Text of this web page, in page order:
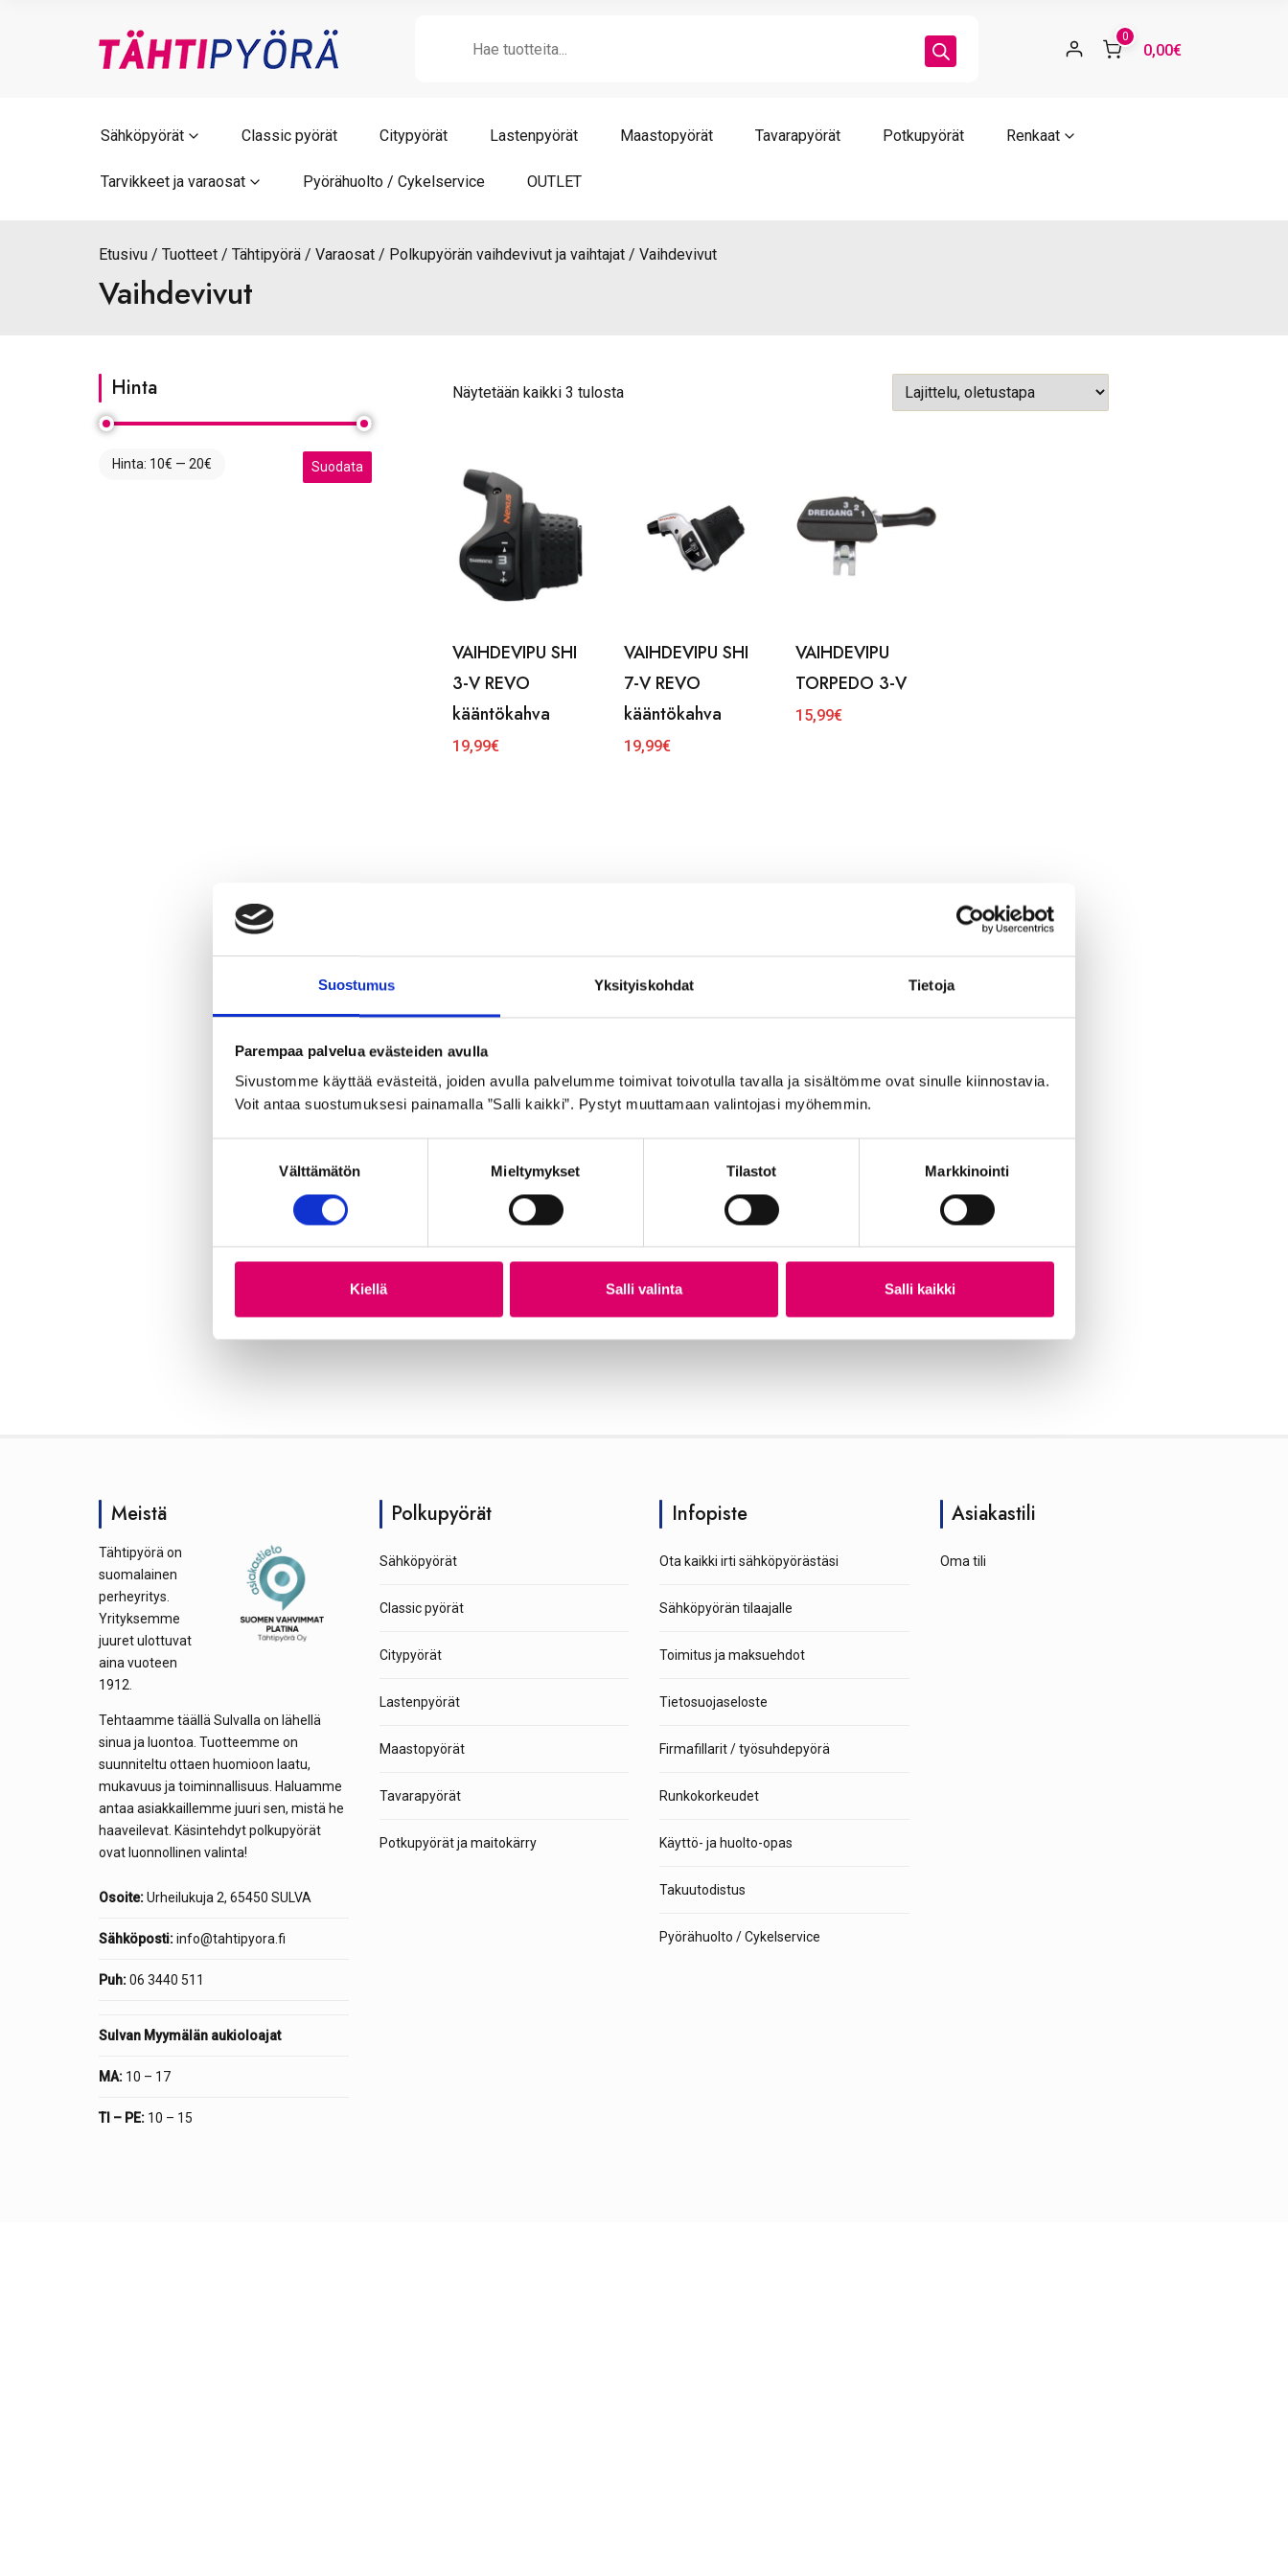
Suostumus Yksityiskohdat Tietoja
Parempaa palvelua evästeiden avulla
Sivustomme käyttää evästeitä, joiden avulla palvelumme toimivat toivotulla tavalla ja sisältömme ovat sinulle kiinnostavia.
Voit antaa suostumuksesi painamalla ”Salli kaikki”. Pystyt muuttamaan valintojasi myöhemmin.
k
Välttämätön Mieltymykset Tilastot Markkinointi
Kiellä Salli valinta Salli kaikki
0
0,00€
Sähköpyörät Classic pyörät Citypyörät Lastenpyörät Maastopyörät Tavarapyörät Potkupyörät Renkaat
Tarvikkeet ja varaosat Pyörähuolto / Cykelservice OUTLET
Etusivu Tuotteet Tähtipyörä Varaosat Polkupyörän vaihdevivut ja vaihtajat Vaihdevivut
Vaihdevivut
Näytetään kaikki 3 tulosta
VAIHDEVIPU SHI
3-V REVO
kääntökahva
19,99€
VAIHDEVIPU SHI
7-V REVO
kääntökahva
19,99€
VAIHDEVIPU
TORPEDO 3-V
15,99€
Hinta
Minimihinta
Maksimihinta
Suodata
Hinta: 10€ — 20€
Meistä
Tähtipyörä on
suomalainen
perheyritys.
Yrityksemme
juuret ulottuvat
aina vuoteen
1912.
Tehtaamme täällä Sulvalla on lähellä
sinua ja luontoa. Tuotteemme on
suunniteltu ottaen huomioon laatu,
mukavuus ja toiminnallisuus. Haluamme
antaa asiakkaillemme juuri sen, mistä he
haaveilevat. Käsintehdyt polkupyörät
ovat luonnollinen valinta!
Osoite:Urheilukuja 2, 65450 SULVA
Sähköposti:info@tahtipyora.fi
Puh:06 3440 511
Sulvan Myymälän aukioloajat
MA: 10 – 17
TI – PE: 10 – 15
Polkupyörät
Sähköpyörät
Classic pyörät
Citypyörät
Lastenpyörät
Maastopyörät
Tavarapyörät
Potkupyörät ja maitokärry
Infopiste
Ota kaikki irti sähköpyörästäsi
Sähköpyörän tilaajalle
Toimitus ja maksuehdot
Tietosuojaseloste
Firmafillarit / työsuhdepyörä
Runkokorkeudet
Käyttö- ja huolto-opas
Takuutodistus
Pyörähuolto / Cykelservice
Asiakastili
Oma tili